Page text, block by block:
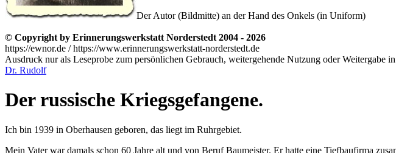
Der Autor (Bildmitte) an der Hand des Onkels (in Uniform)
© Copyright by Erinnerungswerkstatt Norderstedt 2004 - 2026
https://ewnor.de / https://www.erinnerungswerkstatt-norderstedt.de
Ausdruck nur als Leseprobe zum persönlichen Gebrauch, weitergehende Nutzung oder
Dr. Rudolf
Der russische Kriegsgefangene.
Ich bin 1939 in Oberhausen geboren, das liegt im Ruhrgebiet.
Mein Vater war damals schon 60 Jahre alt und von Beruf Baumeister. Er hatte eine Tiefbaufirma